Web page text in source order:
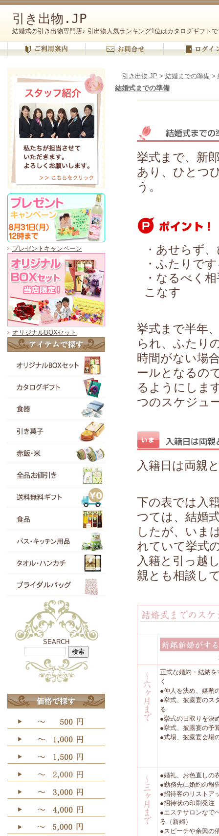
引き出物.JP
結婚式の引き出物専門店♪ 引出物人気ランキング1位はカタログギフト
プレゼントキャンペーン
オリジナルBOXセット
SEARCH
引き出物.JP > 結婚までの準備 >
結婚式までの準備
挙式まで、新
あり、ひとつ
う。
・あせらず
・ふたりで
・なるべく
こなす
挙式まで半年
られ、ふたり
時間がない場
ールとなるの
るようにしま
つのスケジュ
入籍日は両親
下の表では入
つては、結婚
したが、いま
れていて挙式
入籍と引っ越
親とも相談し
正式な婚約・結納を
く
●仲人を決め、媒酌
●挙式、披露宴のス
る
●挙式の日取りを決
●挙式、披露宴の予
●式場、披露宴会場
●婚礼、お色直しの
●勤務先に婚約の報
●招待客のリストア
●招待状の印刷発注
●エステサロンなで
る（新婦）
●スピーチや余興の